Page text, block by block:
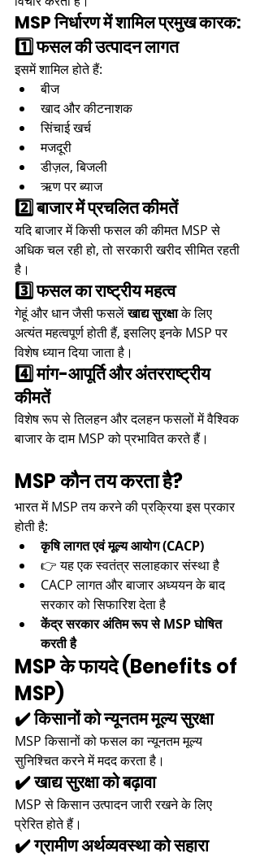
MSP निर्धारण में शामिल प्रमुख कारक:
1️⃣ फसल की उत्पादन लागत
इसमें शामिल होते हैं:
बीज
खाद और कीटनाशक
सिंचाई खर्च
मजदूरी
डीज़ल, बिजली
ऋण पर ब्याज
2️⃣ बाजार में प्रचलित कीमतें
यदि बाजार में किसी फसल की कीमत MSP से
अधिक चल रही हो, तो सरकारी खरीद सीमित रहती
है।
3️⃣ फसल का राष्ट्रीय महत्व
गेहूं और धान जैसी फसलें खाद्य सुरक्षा के लिए
अत्यंत महत्वपूर्ण होती हैं, इसलिए इनके MSP पर
विशेष ध्यान दिया जाता है।
4️⃣ मांग-आपूर्ति और अंतरराष्ट्रीय
कीमतें
विशेष रूप से तिलहन और दलहन फसलों में वैश्विक
बाजार के दाम MSP को प्रभावित करते हैं।
MSP कौन तय करता है?
भारत में MSP तय करने की प्रक्रिया इस प्रकार
होती है:
कृषि लागत एवं मूल्य आयोग (CACP)
👉 यह एक स्वतंत्र सलाहकार संस्था है
CACP लागत और बाजार अध्ययन के बाद
सरकार को सिफारिश देता है
केंद्र सरकार अंतिम रूप से MSP घोषित
करती है
MSP के फायदे (Benefits of
MSP)
✔️ किसानों को न्यूनतम मूल्य सुरक्षा
MSP किसानों को फसल का न्यूनतम मूल्य
सुनिश्चित करने में मदद करता है।
✔️ खाद्य सुरक्षा को बढ़ावा
MSP से किसान उत्पादन जारी रखने के लिए
प्रेरित होते हैं।
✔️ ग्रामीण अर्थव्यवस्था को सहारा